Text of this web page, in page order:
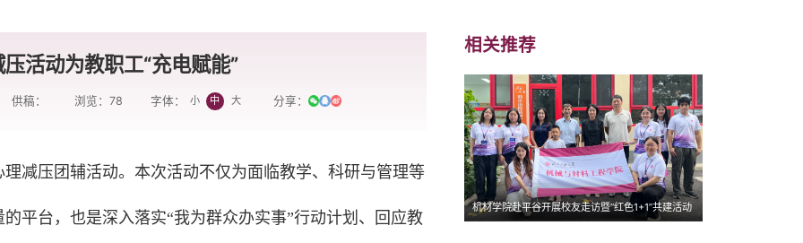
活动为教职工“充电赋能”
供稿： 浏览： 78 字体： 小 中 大 分享：
减压团辅活动。本次活动不仅为面临教学、科研与管理等
平台，也是深入落实“我为群众办实事”行动计划、回应教
相关推荐
机材学院赴平谷开展校友走访暨“红色1+1”共建活动